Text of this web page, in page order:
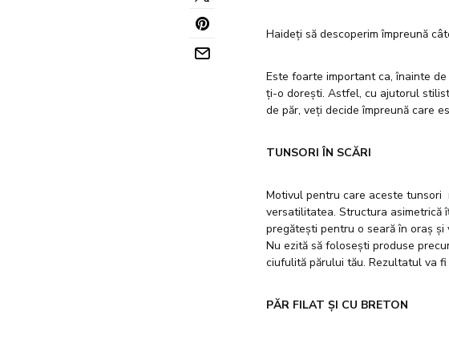
Haideți să descoperim împreună
Este foarte important ca, înainte
ți-o dorești. Astfel, cu ajutorul
de păr, veți decide împreună care
TUNSORI ÎN SCĂRI
Motivul pentru care aceste tunsori
versatilitatea. Structura asimetrică
pregătești pentru o seară în oraș
Nu ezită să folosești produse
ciufulită părului tău. Rezultatul va
PĂR FILAT ȘI CU BRETON